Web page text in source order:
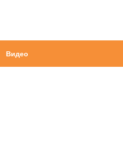
Видео